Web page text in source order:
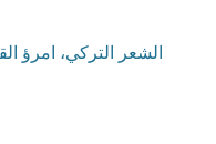
الشعر التركي، امرؤ